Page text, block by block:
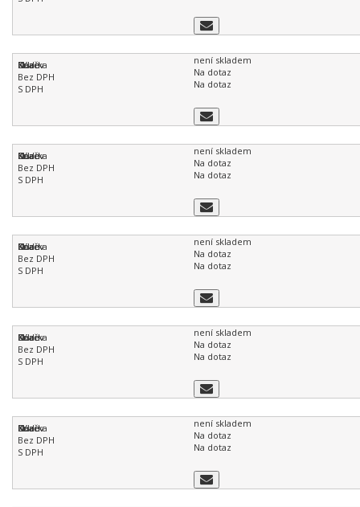
není skladem
Na dotaz
Na dotaz
není skladem
Na dotaz
Na dotaz
není skladem
Na dotaz
Na dotaz
není skladem
Na dotaz
Na dotaz
není skladem
Na dotaz
Na dotaz